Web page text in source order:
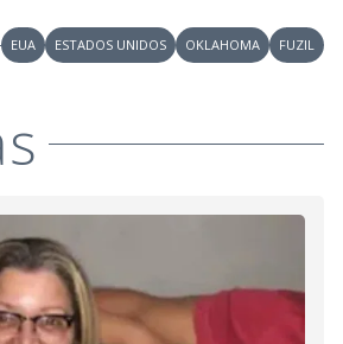
i
d
e
o
EUA ESTADOS UNIDOS OKLAHOMA FUZIL